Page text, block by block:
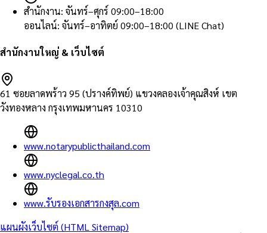
สำนักงาน: จันทร์–ศุกร์ 09:00–18:00
ออนไลน์: จันทร์–อาทิตย์ 09:00–18:00 (LINE Chat)
สำนักงานใหญ่ & เว็บไซต์
61 ซอยลาดพร้าว 95 (ปรางค์ทิพย์) แขวงคลองเจ้าคุณสิงห์ เขต
วังทองหลาง กรุงเทพมหานคร 10310
www.notarypublicthailand.com
www.nyclegal.co.th
www.รับรองเอกสารกงสุล.com
แผนผังเว็บไซต์ (HTML Sitemap)